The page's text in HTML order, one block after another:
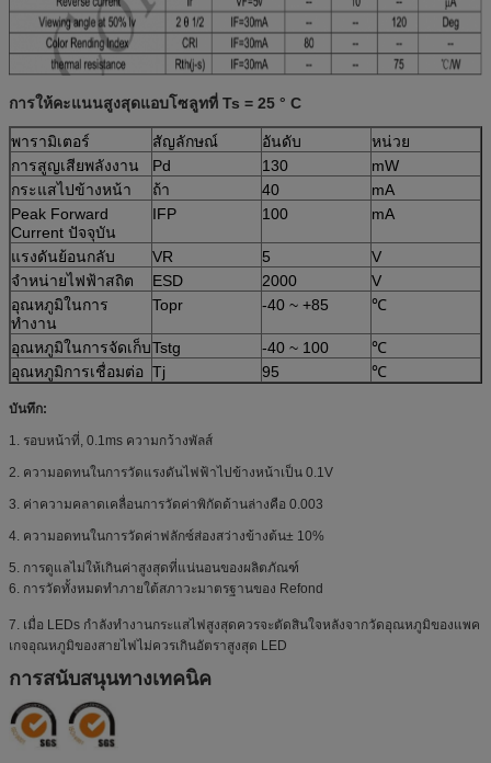
การให้คะแนนสูงสุดแอบโซลูทที่ Ts = 25 ° C
พารามิเตอร์ สัญลักษณ์ อันดับ
หน่วย
การสูญเสียพลังงาน
Pd 130
mW
กระแสไปข้างหน้า
ถ้า 40
mA
Peak Forward
Current ปัจจุบัน
IFP 100 mA
แรงดันย้อนกลับ VR 5
V
จำหน่ายไฟฟ้าสถิต
ESD 2000
V
อุณหภูมิในการ
ทำงาน
Topr -40 ~ +85 ℃
อุณหภูมิในการจัดเก็บTstg -40 ~ 100
℃
อุณหภูมิการเชื่อมต่อ Tj 95 ℃
บันทึก:
1. รอบหน้าที่, 0.1ms ความกว้างพัลส์
2. ความอดทนในการวัดแรงดันไฟฟ้าไปข้างหน้าเป็น 0.1V
3. ค่าความคลาดเคลื่อนการวัดค่าพิกัดด้านล่างคือ 0.003
4. ความอดทนในการวัดค่าฟลักซ์ส่องสว่างข้างต้น± 10%
5. การดูแลไม่ให้เกินค่าสูงสุดที่แน่นอนของผลิตภัณฑ์
6. การวัดทั้งหมดทำภายใต้สภาวะมาตรฐานของ Refond
7. เมื่อ LEDs กำลังทำงานกระแสไฟสูงสุดควรจะตัดสินใจหลังจากวัดอุณหภูมิของแพค
เกจอุณหภูมิของสายไฟไม่ควรเกินอัตราสูงสุด LED
การสนับสนุนทางเทคนิค